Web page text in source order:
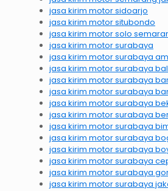
jasa kirim motor sidoarjo
jasa kirim motor situbondo
jasa kirim motor solo
jasa kirim motor surabaya
jasa kirim motor surabaya
jasa kirim motor surabaya
jasa kirim motor surabaya
jasa kirim motor surabaya
jasa kirim motor surabaya
jasa kirim motor surabaya
jasa kirim motor surabaya
jasa kirim motor surabaya
jasa kirim motor surabaya
jasa kirim motor surabaya
jasa kirim motor surabaya
jasa kirim motor surabaya